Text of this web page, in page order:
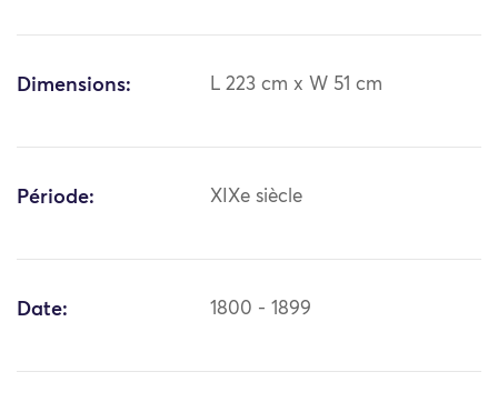
Dimensions: L 223 cm x W 51 cm
Période: XIXe siècle
Date: 1800 - 1899